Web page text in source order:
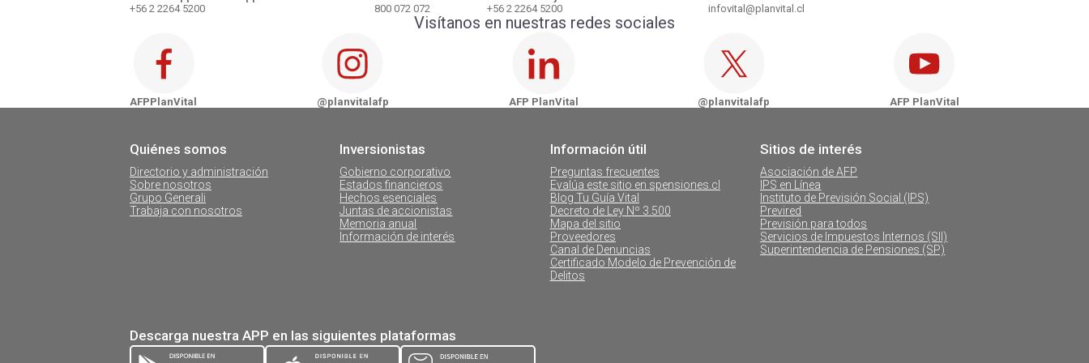
AFP PlanVital - Concepción
AFP PlanVital - Valdivia
AFP PlanVital - Puerto Montt
AFP PlanVital - Castro
AFP PlanVital - Puerto Natales
AFP PlanVital - Punta Arenas
+56 2 2264 5200
800 072 072
+56 2 2264 5200
infovital@planvital.cl
Visítanos en nuestras redes sociales
AFPPlanVital @planvitalafp AFP PlanVital @planvitalafp AFP PlanVital
Quiénes somos
Directorio y administración
Sobre nosotros
Grupo Generali
Trabaja con nosotros
Inversionistas
Gobierno corporativo
Estados financieros
Hechos esenciales
Juntas de accionistas
Memoria anual
Información de interés
Información útil
Preguntas frecuentes
Evalúa este sitio en spensiones.cl
Blog Tu Guía Vital
Decreto de Ley Nº 3.500
Mapa del sitio
Proveedores
Canal de Denuncias
Certificado Modelo de Prevención de
Delitos
Sitios de interés
Asociación de AFP
IPS en Línea
Instituto de Previsión Social (IPS)
Previred
Previsión para todos
Servicios de Impuestos Internos (SII)
Superintendencia de Pensiones (SP)
Descarga nuestra APP en las siguientes plataformas